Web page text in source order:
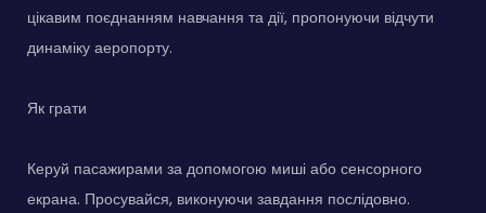
цікавим поєднанням навчання та дії, пропонуючи відчути
динаміку аеропорту.
Як грати
Керуй пасажирами за допомогою миші або сенсорного
екрана. Просувайся, виконуючи завдання послідовно.